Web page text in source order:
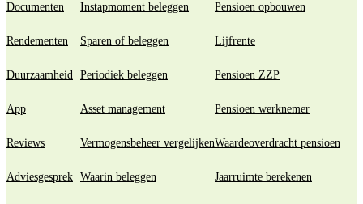
Documenten
Rendementen
Duurzaamheid
App
Reviews
Adviesgesprek
Instapmoment beleggen
Sparen of beleggen
Periodiek beleggen
Asset management
Vermogensbeheer vergelijken
Waarin beleggen
Pensioen opbouwen
Lijfrente
Pensioen ZZP
Pensioen werknemer
Waardeoverdracht pensioen
Jaarruimte berekenen